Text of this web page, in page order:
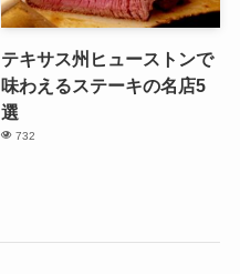
テキサス州ヒューストンで
味わえるステーキの名店5
選
732